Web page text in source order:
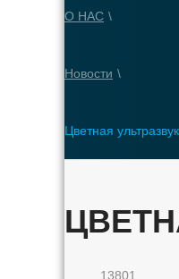
О НАС \
Новости \
Цветная
13801